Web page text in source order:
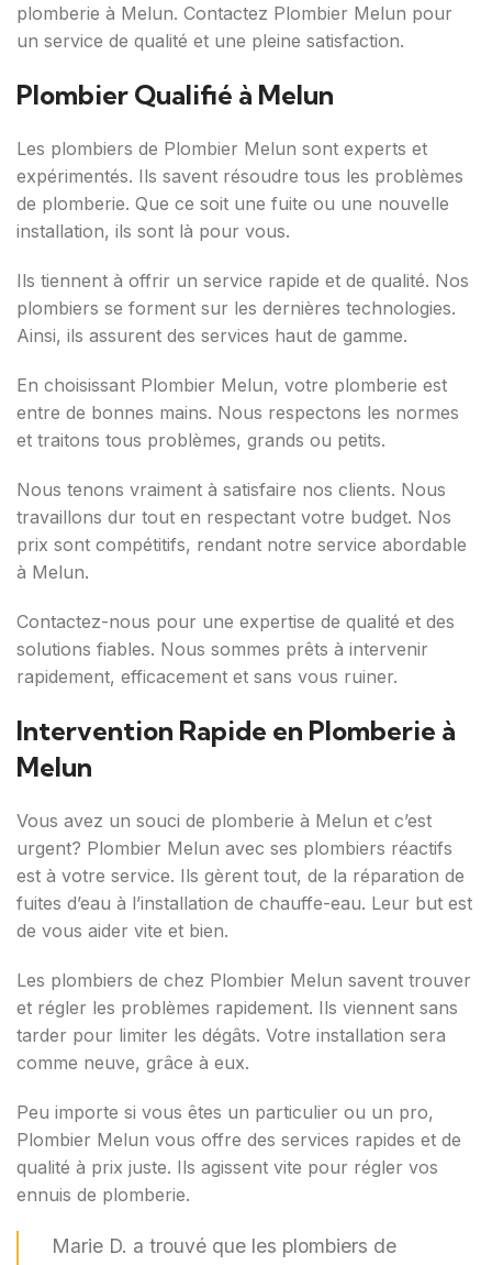
plomberie à Melun. Contactez Plombier Melun pour
un service de qualité et une pleine satisfaction.
Plombier Qualifié à Melun
Les plombiers de Plombier Melun sont experts et
expérimentés. Ils savent résoudre tous les problèmes
de plomberie. Que ce soit une fuite ou une nouvelle
installation, ils sont là pour vous.
Ils tiennent à offrir un service rapide et de qualité. Nos
plombiers se forment sur les dernières technologies.
Ainsi, ils assurent des services haut de gamme.
En choisissant Plombier Melun, votre plomberie est
entre de bonnes mains. Nous respectons les normes
et traitons tous problèmes, grands ou petits.
Nous tenons vraiment à satisfaire nos clients. Nous
travaillons dur tout en respectant votre budget. Nos
prix sont compétitifs, rendant notre service abordable
à Melun.
Contactez-nous pour une expertise de qualité et des
solutions fiables. Nous sommes prêts à intervenir
rapidement, efficacement et sans vous ruiner.
Intervention Rapide en Plomberie à
Melun
Vous avez un souci de plomberie à Melun et c’est
urgent? Plombier Melun avec ses plombiers réactifs
est à votre service. Ils gèrent tout, de la réparation de
fuites d’eau à l’installation de chauffe-eau. Leur but est
de vous aider vite et bien.
Les plombiers de chez Plombier Melun savent trouver
et régler les problèmes rapidement. Ils viennent sans
tarder pour limiter les dégâts. Votre installation sera
comme neuve, grâce à eux.
Peu importe si vous êtes un particulier ou un pro,
Plombier Melun vous offre des services rapides et de
qualité à prix juste. Ils agissent vite pour régler vos
ennuis de plomberie.
Marie D. a trouvé que les plombiers de